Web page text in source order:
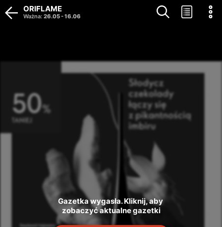
Gazetka wygasła. Kliknij, aby
zobaczyć aktualne gazetki
ORIFLAME
Ważna: 26.05-16.06